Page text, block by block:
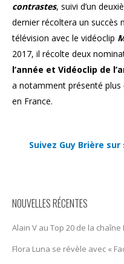
contrastes, suivi d’un
dernier récoltera un succès
télévision avec le vidéoclip
2017, il récolte deux
l’année et Vidéoclip de
a notamment présenté plus
en France.
Suivez Guy Brière
NOUVELLES RÉCENTES
Alain V au Top 20 de la
Flora Luna se révèle avec «